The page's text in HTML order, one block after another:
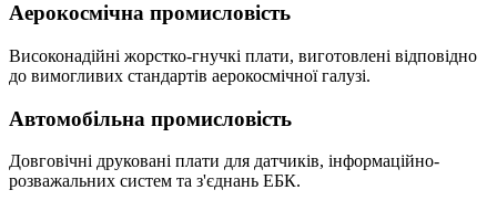
Аерокосмічна промисловість
Високонадійні жорстко-гнучкі плати, виготовлені відповідно
до вимогливих стандартів аерокосмічної галузі.
Автомобільна промисловість
Довговічні друковані плати для датчиків, інформаційно-
розважальних систем та з'єднань ЕБК.